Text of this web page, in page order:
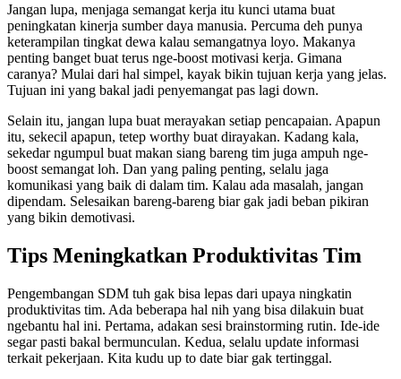
Jangan lupa, menjaga semangat kerja itu kunci utama buat
peningkatan kinerja sumber daya manusia. Percuma deh punya
keterampilan tingkat dewa kalau semangatnya loyo. Makanya
penting banget buat terus nge-boost motivasi kerja. Gimana
caranya? Mulai dari hal simpel, kayak bikin tujuan kerja yang jelas.
Tujuan ini yang bakal jadi penyemangat pas lagi down.
Selain itu, jangan lupa buat merayakan setiap pencapaian. Apapun
itu, sekecil apapun, tetep worthy buat dirayakan. Kadang kala,
sekedar ngumpul buat makan siang bareng tim juga ampuh nge-
boost semangat loh. Dan yang paling penting, selalu jaga
komunikasi yang baik di dalam tim. Kalau ada masalah, jangan
dipendam. Selesaikan bareng-bareng biar gak jadi beban pikiran
yang bikin demotivasi.
Tips Meningkatkan Produktivitas Tim
Pengembangan SDM tuh gak bisa lepas dari upaya ningkatin
produktivitas tim. Ada beberapa hal nih yang bisa dilakuin buat
ngebantu hal ini. Pertama, adakan sesi brainstorming rutin. Ide-ide
segar pasti bakal bermunculan. Kedua, selalu update informasi
terkait pekerjaan. Kita kudu up to date biar gak tertinggal.